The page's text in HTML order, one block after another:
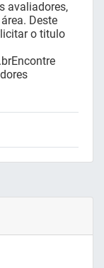
avaliadores,
Deste
o titulo